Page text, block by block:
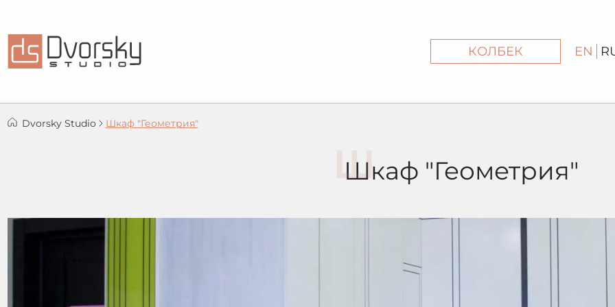
КОЛБЕК EN
Dvorsky Studio Шкаф "Геометрия"
Шкаф "Геометрия"